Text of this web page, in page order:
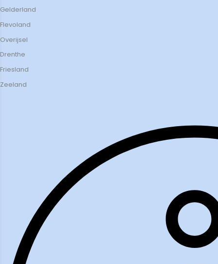
Gelderland
Flevoland
Overijsel
Drenthe
Friesland
Zeeland